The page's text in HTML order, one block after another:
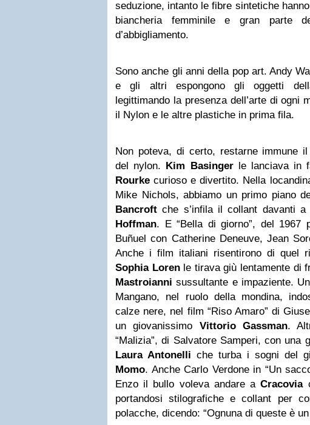
seduzione, intanto le fibre sintetiche
biancheria femminile e gran parte
d’abbigliamento.
Sono anche gli anni della pop art. Andy
e gli altri espongono gli oggetti
legittimando la presenza dell’arte di ogni
il Nylon e le altre plastiche in prima fila.
Non poteva, di certo, restarne immune
del nylon. Kim Basingerle lanciava in
Rourke curioso e divertito. Nella
Mike Nichols, abbiamo un primo piano
Bancroft che s’infila il collant davanti a
Hoffman. E “Bella di giorno”, del 1967
Buñuel con Catherine Deneuve, Jean
Anche i film italiani risentirono di quel
Sophia Lorenle tirava giù lentamente di
Mastroianni sussultante e impaziente.
Mangano, nel ruolo della mondina,
calze nere, nel film “Riso Amaro” di
un giovanissimo Vittorio Gassman.
“Malizia”, di Salvatore Samperi, con una
Laura Antonelli che turba i sogni del
Momo. Anche Carlo Verdone in “Un
Enzo il bullo voleva andare aCracovia
portandosi stilografiche e collant per
polacche, dicendo: “Ognuna di queste è